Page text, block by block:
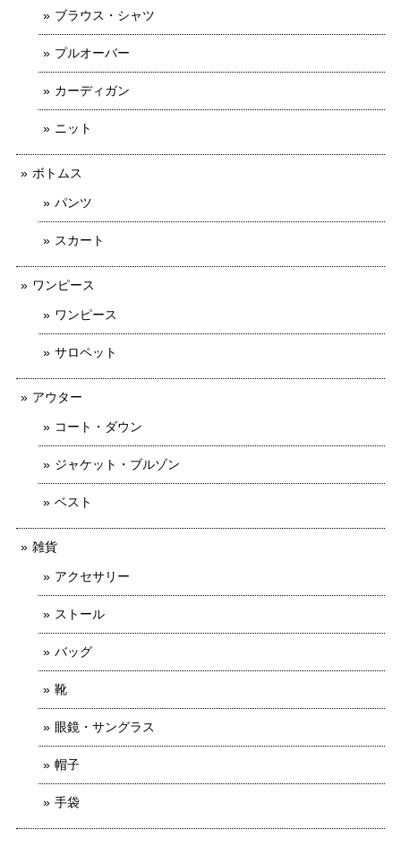
ブラウス・シャツ
プルオーバー
カーディガン
ニット
ボトムス
パンツ
スカート
ワンピース
ワンピース
サロペット
アウター
コート・ダウン
ジャケット・ブルゾン
ベスト
雑貨
アクセサリー
ストール
バッグ
靴
眼鏡・サングラス
帽子
手袋